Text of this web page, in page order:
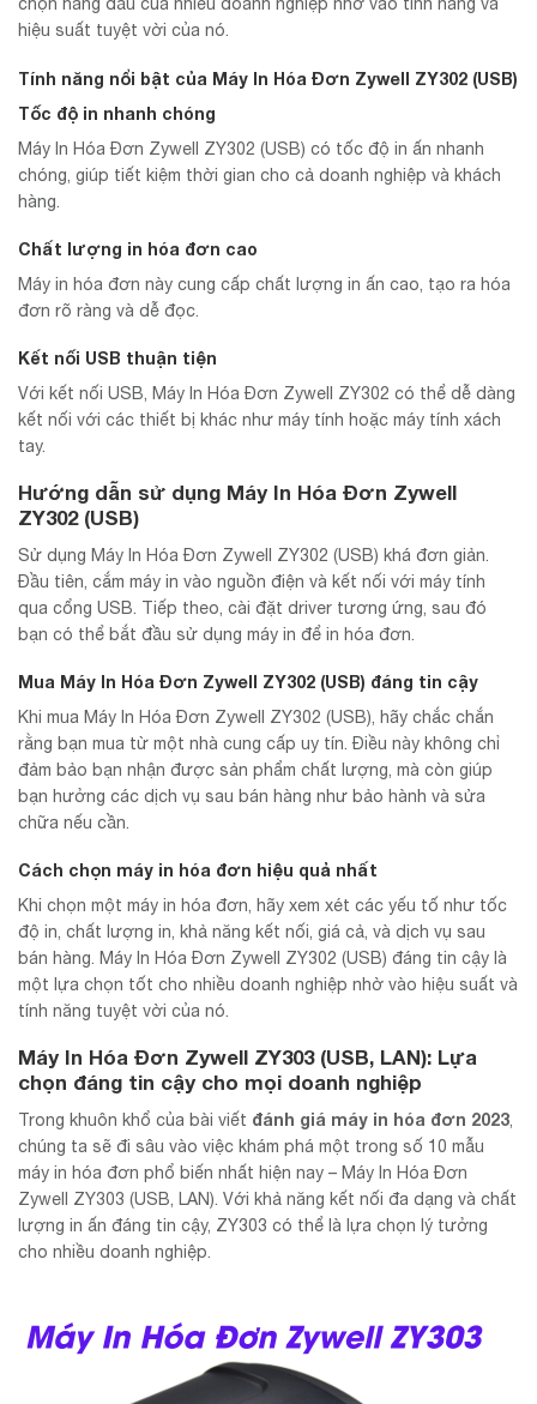
chọn hàng đầu của nhiều doanh nghiệp nhờ vào tính năng và
hiệu suất tuyệt vời của nó.
Tính năng nổi bật của Máy In Hóa Đơn Zywell ZY302 (USB)
Tốc độ in nhanh chóng
Máy In Hóa Đơn Zywell ZY302 (USB) có tốc độ in ấn nhanh
chóng, giúp tiết kiệm thời gian cho cả doanh nghiệp và khách
hàng.
Chất lượng in hóa đơn cao
Máy in hóa đơn này cung cấp chất lượng in ấn cao, tạo ra hóa
đơn rõ ràng và dễ đọc.
Kết nối USB thuận tiện
Với kết nối USB, Máy In Hóa Đơn Zywell ZY302 có thể dễ dàng
kết nối với các thiết bị khác như máy tính hoặc máy tính xách
tay.
Hướng dẫn sử dụng Máy In Hóa Đơn Zywell
ZY302 (USB)
Sử dụng Máy In Hóa Đơn Zywell ZY302 (USB) khá đơn giản.
Đầu tiên, cắm máy in vào nguồn điện và kết nối với máy tính
qua cổng USB. Tiếp theo, cài đặt driver tương ứng, sau đó
bạn có thể bắt đầu sử dụng máy in để in hóa đơn.
Mua Máy In Hóa Đơn Zywell ZY302 (USB) đáng tin cậy
Khi mua Máy In Hóa Đơn Zywell ZY302 (USB), hãy chắc chắn
rằng bạn mua từ một nhà cung cấp uy tín. Điều này không chỉ
đảm bảo bạn nhận được sản phẩm chất lượng, mà còn giúp
bạn hưởng các dịch vụ sau bán hàng như bảo hành và sửa
chữa nếu cần.
Cách chọn máy in hóa đơn hiệu quả nhất
Khi chọn một máy in hóa đơn, hãy xem xét các yếu tố như tốc
độ in, chất lượng in, khả năng kết nối, giá cả, và dịch vụ sau
bán hàng. Máy In Hóa Đơn Zywell ZY302 (USB) đáng tin cậy là
một lựa chọn tốt cho nhiều doanh nghiệp nhờ vào hiệu suất và
tính năng tuyệt vời của nó.
Máy In Hóa Đơn Zywell ZY303 (USB, LAN): Lựa
chọn đáng tin cậy cho mọi doanh nghiệp
Trong khuôn khổ của bài viết đánh giá máy in hóa đơn 2023
chúng ta sẽ đi sâu vào việc khám phá một trong số 10 mẫu
máy in hóa đơn phổ biến nhất hiện nay – Máy In Hóa Đơn
Zywell ZY303 (USB, LAN). Với khả năng kết nối đa dạng và chất
lượng in ấn đáng tin cậy, ZY303 có thể là lựa chọn lý tưởng
cho nhiều doanh nghiệp.